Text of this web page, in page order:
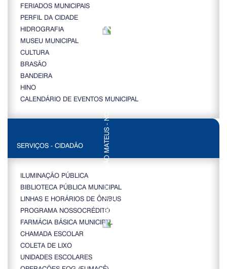
FERIADOS MUNICIPAIS
PERFIL DA CIDADE
HIDROGRAFIA
MUSEU MUNICIPAL
CULTURA
BRASÃO
BANDEIRA
HINO
CALENDÁRIO DE EVENTOS MUNICIPAL
SERVIÇOS - CIDADÃO
ILUMINAÇÃO PÚBLICA
BIBLIOTECA PÚBLICA MUNICIPAL
LINHAS E HORÁRIOS DE ÔNIBUS
PROGRAMA NOSSOCRÉDITO
FARMÁCIA BÁSICA MUNICIPAL
CHAMADA ESCOLAR
COLETA DE LIXO
UNIDADES ESCOLARES